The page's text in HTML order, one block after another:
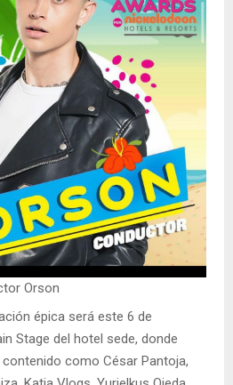
Orson
épica será este 6 de
Stage del hotel sede, donde
como César Pantoja,